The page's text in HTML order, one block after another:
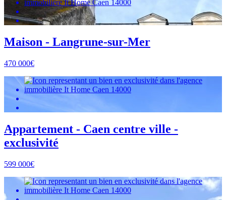
Maison - Langrune-sur-Mer
470 000€
Appartement - Caen centre ville -
exclusivité
599 000€